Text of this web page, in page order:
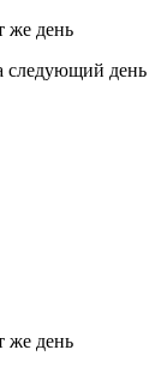
же день
следующий день
же день